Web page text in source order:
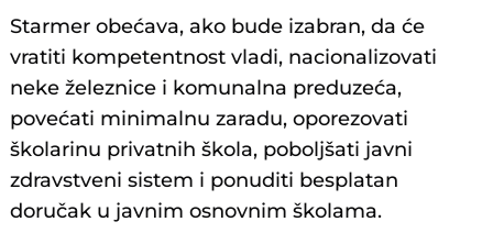
Starmer obećava, ako bude izabran, da će
vratiti kompetentnost vladi, nacionalizovati
neke železnice i komunalna preduzeća,
povećati minimalnu zaradu, oporezovati
školarinu privatnih škola, poboljšati javni
zdravstveni sistem i ponuditi besplatan
doručak u javnim osnovnim školama.